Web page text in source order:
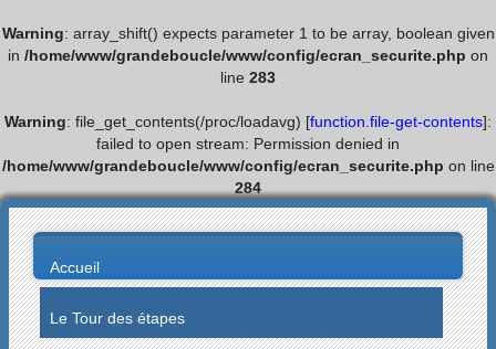
Warning: array_shift() expects parameter 1 to be array, boolean given
in /home/www/grandeboucle/www/config/ecran_securite.php on
line 283
Warning: file_get_contents(/proc/loadavg) [function.file-get-contents]:
failed to open stream: Permission denied in
/home/www/grandeboucle/www/config/ecran_securite.php on line
284
Accueil
Le Tour des étapes